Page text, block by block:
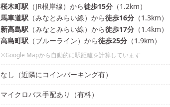
桜木町駅 （JR根岸線） から徒歩15分 （1.2km）
馬車道駅 （みなとみらい線） から徒歩16分 （1.3km）
新高島駅 （みなとみらい線） から徒歩17分 （1.4km）
高島町駅 （ブルーライン） から徒歩25分 （1.9km）
※Google Mapから自動的に駅距離を計算しています
なし（近隣にコインパーキング有）
マイクロバス手配あり（有料）